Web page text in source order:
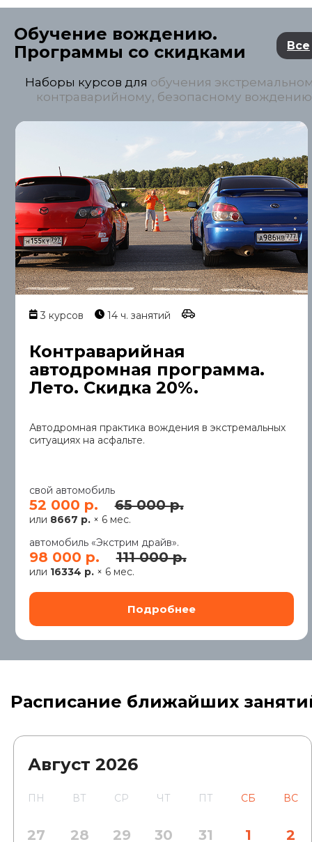
Обучение вождению.
Программы со скидками
Все
Наборы курсов для обучения
контраварийному, безопасному вождению
3 курсов 14 ч. занятий
Контраварийная
автодромная программа.
Лето. Скидка 20%.
Автодромная практика вождения в экстремальных
ситуациях на асфальте.
свой автомобиль
52 000 р. 65 000 р.
или 8667 р.× 6 мес.
автомобиль «Экстрим драйв».
98 000 р. 111 000 р.
или 16334 р.× 6 мес.
Расписание ближайших
Август 2026
ПН ВТ СР ЧТ ПТ СБ ВС
27 28 29 30 31 1 2